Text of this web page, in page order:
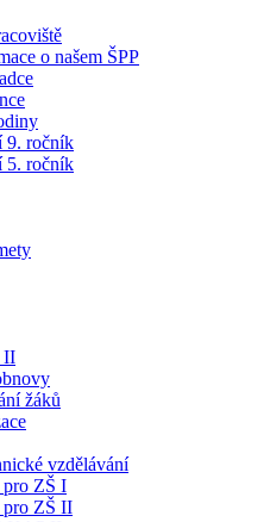
o našem ŠPP
9. ročník
5. ročník
II
žáků
vzdělávání
pro ZŠ I
pro ZŠ II